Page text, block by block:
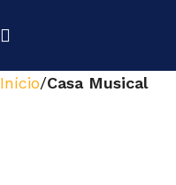
Início Casa Musical